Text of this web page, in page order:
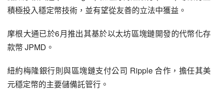
積極投入穩定幣技術，並有望從友善的立法中獲益。
摩根大通已於6月推出其基於以太坊區塊鏈開發的代幣化存
款幣 JPMD。
紐約梅隆銀行則與區塊鏈支付公司 Ripple 合作，擔任其美
元穩定幣的主要儲備託管行。